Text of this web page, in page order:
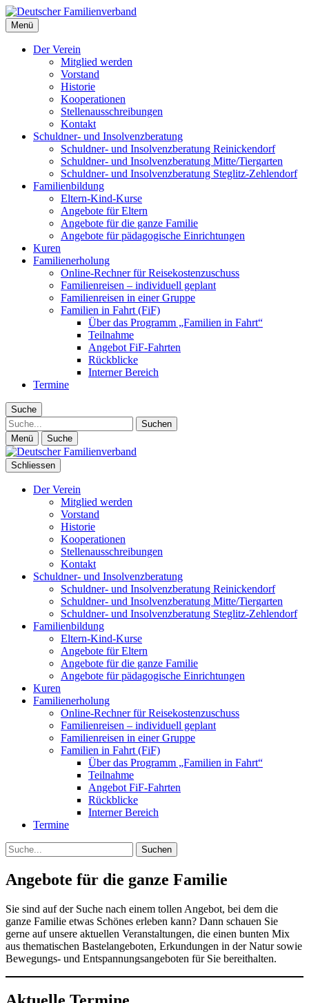
Deutscher Familienverband
Landesverband Berlin
Menü
Der Verein
Mitglied werden
Vorstand
Historie
Kooperationen
Stellenausschreibungen
Kontakt
Schuldner- und Insolvenzberatung
Schuldner- und Insolvenzberatung Reinickendorf
Schuldner- und Insolvenzberatung Mitte/Tiergarten
Schuldner- und Insolvenzberatung Steglitz-Zehlendorf
Familienbildung
Eltern-Kind-Kurse
Angebote für Eltern
Angebote für die ganze Familie
Angebote für pädagogische Einrichtungen
Kuren
Familienerholung
Online-Rechner für Reisekostenzuschuss
Familienreisen – individuell geplant
Familienreisen in einer Gruppe
Familien in Fahrt (FiF)
Über das Programm „Familien in Fahrt“
Teilnahme
Angebot FiF-Fahrten
Rückblicke
Interner Bereich
Termine
Suche
Suche
Menü Suche
Schliessen
Der Verein
Mitglied werden
Vorstand
Historie
Kooperationen
Stellenausschreibungen
Kontakt
Schuldner- und Insolvenzberatung
Schuldner- und Insolvenzberatung Reinickendorf
Schuldner- und Insolvenzberatung Mitte/Tiergarten
Schuldner- und Insolvenzberatung Steglitz-Zehlendorf
Familienbildung
Eltern-Kind-Kurse
Angebote für Eltern
Angebote für die ganze Familie
Angebote für pädagogische Einrichtungen
Kuren
Familienerholung
Online-Rechner für Reisekostenzuschuss
Familienreisen – individuell geplant
Familienreisen in einer Gruppe
Familien in Fahrt (FiF)
Über das Programm „Familien in Fahrt“
Teilnahme
Angebot FiF-Fahrten
Rückblicke
Interner Bereich
Termine
Suche
Angebote für die ganze Familie
Sie sind auf der Suche nach einem tollen Angebot, bei dem die
ganze Familie etwas Schönes erleben kann? Dann schauen Sie
gerne auf unsere aktuellen Veranstaltungen, die einen bunten Mix
aus thematischen Bastelangeboten, Erkundungen in der Natur sowie
Bewegungs- und Entspannungsangeboten für Sie bereithalten.